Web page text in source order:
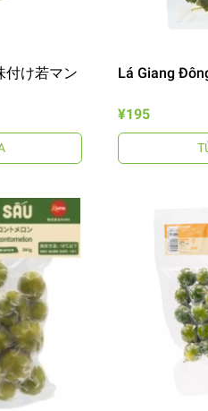
付け若マン
Lá Giang
¥195